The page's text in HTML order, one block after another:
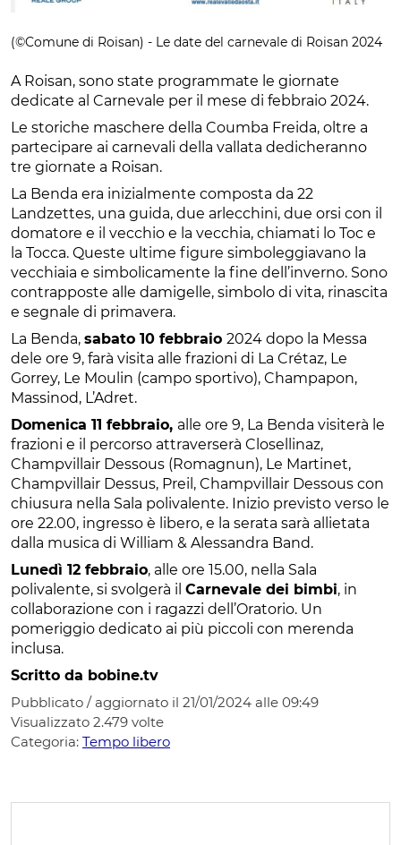
(©Comune di Roisan) - Le date del carnevale di Roisan 2024
A Roisan, sono state programmate le giornate
dedicate al Carnevale per il mese di febbraio 2024.
Le storiche maschere della Coumba Freida, oltre a
partecipare ai carnevali della vallata dedicheranno
tre giornate a Roisan.
La Benda era inizialmente composta da 22
Landzettes, una guida, due arlecchini, due orsi con il
domatore e il vecchio e la vecchia, chiamati lo Toc e
la Tocca. Queste ultime figure simboleggiavano la
vecchiaia e simbolicamente la fine dell’inverno. Sono
contrapposte alle damigelle, simbolo di vita, rinascita
e segnale di primavera.
La Benda, sabato 10 febbraio 2024 dopo la Messa
dele ore 9, farà visita alle frazioni di La Crétaz, Le
Gorrey, Le Moulin (campo sportivo), Champapon,
Massinod, L’Adret.
Domenica 11 febbraio, alle ore 9, La Benda visiterà le
frazioni e il percorso attraverserà Closellinaz,
Champvillair Dessous (Romagnun), Le Martinet,
Champvillair Dessus, Preil, Champvillair Dessous con
chiusura nella Sala polivalente. Inizio previsto verso le
ore 22.00, ingresso è libero, e la serata sarà allietata
dalla musica di William & Alessandra Band.
Lunedì 12 febbraio, alle ore 15.00, nella Sala
polivalente, si svolgerà il Carnevale dei bimbi, in
collaborazione con i ragazzi dell’Oratorio. Un
pomeriggio dedicato ai più piccoli con merenda
inclusa.
Scritto da bobine.tv
Pubblicato / aggiornato il 21/01/2024 alle 09:49
Visualizzato 2.479 volte
Categoria: Tempo libero